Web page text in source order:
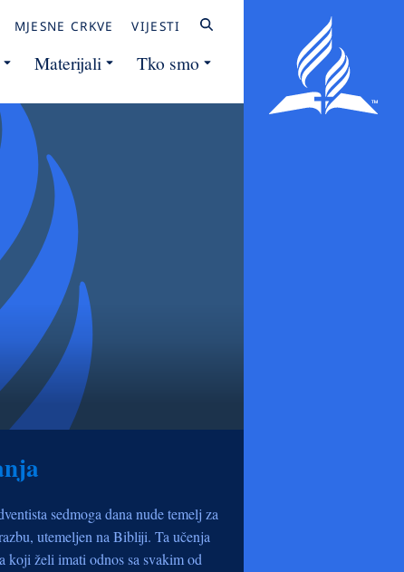
MJESNE CRKVE VIJESTI
Materijali Tko smo
sedmoga dana nude temelj za
utemeljen na Bibliji. Ta učenja
koji želi imati odnos sa svakim od